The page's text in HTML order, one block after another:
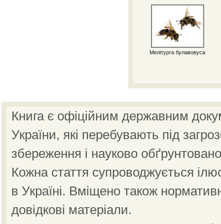
Мелітурга булавовуса
Книга є офіційним державним
України, які перебувають під
збереження і науково
Кожна стаття супроводжується
в Україні. Вміщено також
довідкові матеріали.